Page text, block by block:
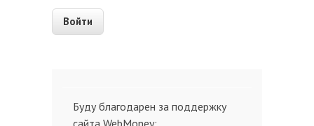
Буду благодарен за поддержку
сайта WebMoney: